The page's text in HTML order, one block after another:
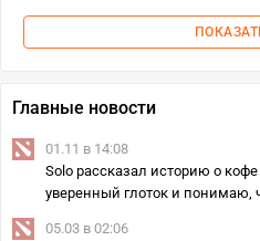
Главные новости
01.11 в 14:08
Solo рассказал историю о
уверенный глоток и понимаю,
05.03 в 02:06